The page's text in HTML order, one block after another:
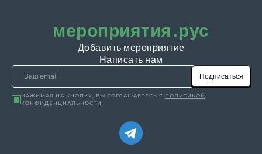
мероприятия.рус
Добавить мероприятие
Написать нам
Подписаться
НАЖИМАЯ НА КНОПКУ, ВЫ СОГЛАШАЕТЕСЬ С ПОЛИТИКОЙ
КОНФИДЕНЦИАЛЬНОСТИ